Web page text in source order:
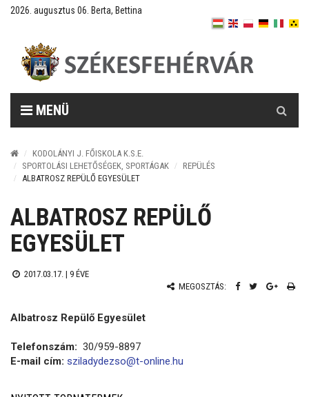
2026. augusztus 06. Berta, Bettina
MENÜ
KODOLÁNYI J. FŐISKOLA K.S.E.
SPORTOLÁSI LEHETŐSÉGEK, SPORTÁGAK
REPÜLÉS
ALBATROSZ REPÜLŐ EGYESÜLET
ALBATROSZ REPÜLŐ
EGYESÜLET
2017.03.17. | 9 ÉVE
MEGOSZTÁS:
Albatrosz Repülő Egyesület
Telefonszám: 30/959-8897
E-mail cím: sziladydezso@t-online.hu